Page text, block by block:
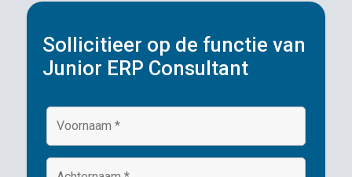
Sollicitieer op de functie van
Junior ERP Consultant